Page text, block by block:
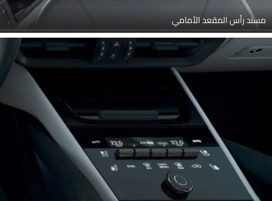
مسند رأس المقعد الأمامي